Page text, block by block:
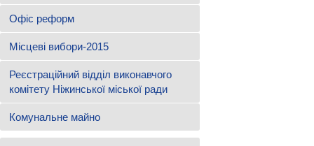
Офіс реформ
Місцеві вибори-2015
Реєстраційний відділ виконавчого
комітету Ніжинської міської ради
Комунальне майно